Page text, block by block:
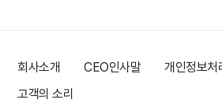
회사소개 CEO인사말 개인정보처
고객의 소리